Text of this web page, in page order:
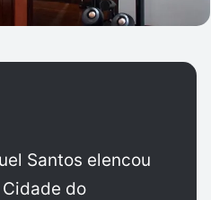
Santos elencou
do